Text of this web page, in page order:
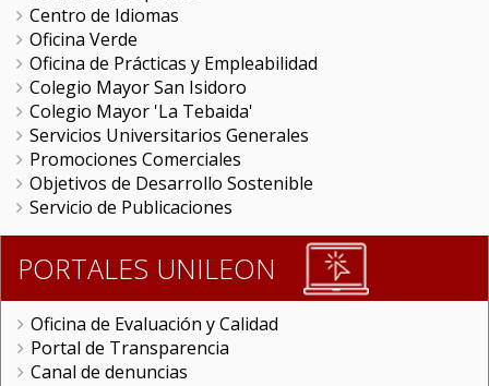
Centro de Idiomas
Oficina Verde
Oficina de Prácticas y Empleabilidad
Colegio Mayor San Isidoro
Colegio Mayor 'La Tebaida'
Servicios Universitarios Generales
Promociones Comerciales
Objetivos de Desarrollo Sostenible
Servicio de Publicaciones
PORTALES UNILEON
Oficina de Evaluación y Calidad
Portal de Transparencia
Canal de denuncias